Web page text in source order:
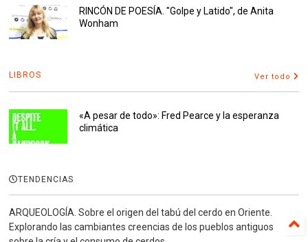
RINCÓN DE POESÍA. "Golpe y Latido", de Anita
Wonham
LIBROS Ver todo
«A pesar de todo»: Fred Pearce y la esperanza
climática
TENDENCIAS
ARQUEOLOGÍA. Sobre el origen del tabú del cerdo en Oriente.
Explorando las cambiantes creencias de los pueblos antiguos